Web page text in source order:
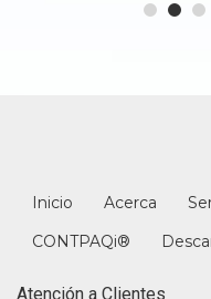
Inicio Acerca
CONTPAQi®
Atención a Clientes